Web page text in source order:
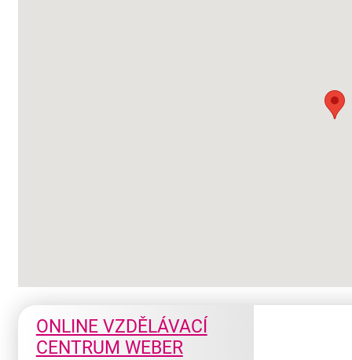
ONLINE VZDĚLÁVACÍ
CENTRUM WEBER